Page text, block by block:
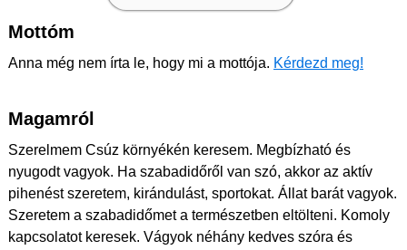
Mottóm
Anna még nem írta le, hogy mi a mottója. Kérdezd meg!
Magamról
Szerelmem Csúz környékén keresem. Megbízható és
nyugodt vagyok. Ha szabadidőről van szó, akkor az aktív
pihenést szeretem, kirándulást, sportokat. Állat barát vagyok.
Szeretem a szabadidőmet a természetben eltölteni. Komoly
kapcsolatot keresek. Vágyok néhány kedves szóra és